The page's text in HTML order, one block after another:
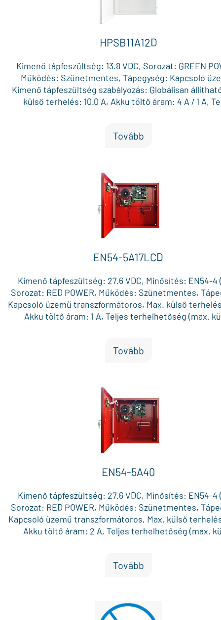
HPSB11A12D
Kimenő tápfeszültség: 13.8 VDC, Sorozat: GREEN
Működés: Szünetmentes, Tápegység: Kapcsoló
Kimenő tápfeszültség szabályozás: Globálisan
külső terhelés: 10.0 A, Akku töltő áram: 4 A / 1 A,
kimenet: 1, AUX biztosíték: Polimer, Doboz méret: 320
MPSB12 modullal bejövő 230 VAC hiba / akku hiba /
hiba kimenet, Működési hőmérséklet: -10 °C és +40
Tovább
EN54-5A17LCD
Kimenő tápfeszültség: 27.6 VDC, Minősítés: EN54-4
Sorozat: RED POWER, Működés: Szünetmentes,
Kapcsoló üzemű transzformátoros, Max. külső
Akku töltő áram: 1 A, Teljes terhelhetőség (max.
AUX biztosíték: Üveg, Doboz méret: 425 x 425 x 102
Igen, Akku hiba kimenet: Igen, Tápegység hiba
Külső hiba bemenet: Igen, Külső szabotázs
Szabotázs kapcsoló a dobozon: Igen, Egyéb
LB4 modullal 4 x 0.5A független AUX kimenet /
modullal 8 x 0.5A független AUX kimenet,
hőmérséklet: -5 °C és +75 °C között
Tovább
EN54-5A40
Kimenő tápfeszültség: 27.6 VDC, Minősítés: EN54-4
Sorozat: RED POWER, Működés: Szünetmentes,
Kapcsoló üzemű transzformátoros, Max. külső
Akku töltő áram: 2 A, Teljes terhelhetőség (max.
AUX biztosíték: Üveg, Doboz méret: 425 x 425 x 182
Igen, Akku hiba kimenet: Igen, Tápegység hiba
Külső hiba bemenet: Igen, Külső szabotázs
Tovább